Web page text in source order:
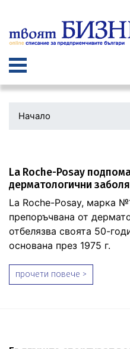
Начало
La Roche-Posay
дерматологични
La Roche-Posay, марка
препоръчвана от
отбелязва своята 50-
основана през 1975 г.
прочети повече >